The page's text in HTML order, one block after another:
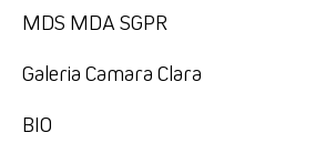
MDS MDA SGPR
Galeria Camara Clara
BIO